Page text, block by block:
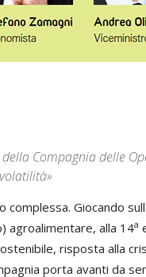
Compagnia delle
complessa. Giocando
agroalimentare, alla 14a
risposta alla
porta avanti da